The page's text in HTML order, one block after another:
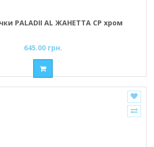
PALADII AL ЖАНЕТТА СР хром
645.00 грн.